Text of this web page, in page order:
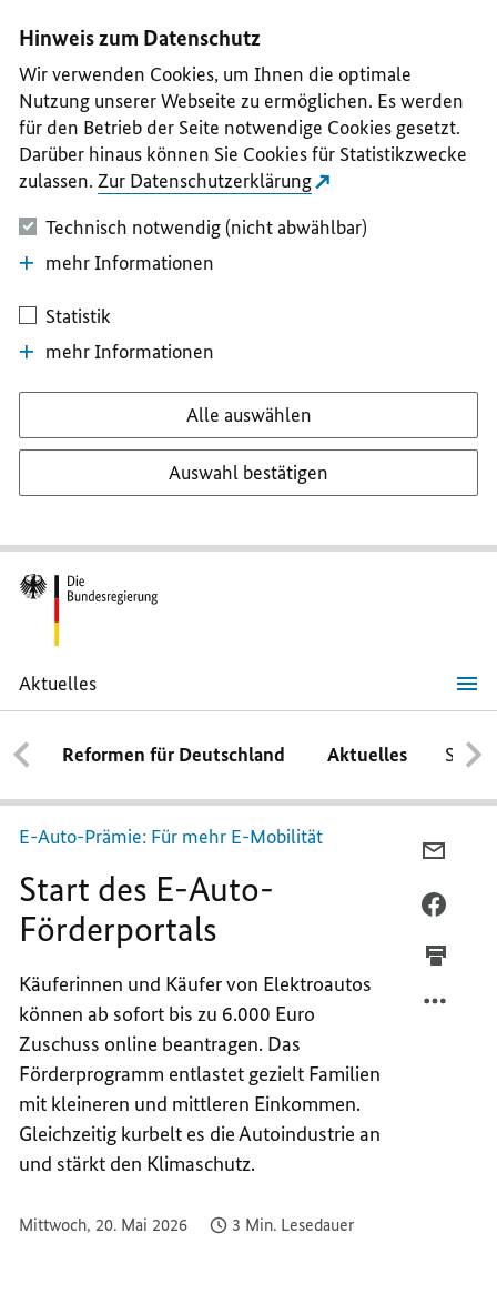
II
III
IV
V
Hinweis zum Datenschutz
Wir verwenden Cookies, um Ihnen die optimale
Nutzung unserer Webseite zu ermöglichen. Es werden
für den Betrieb der Seite notwendige Cookies gesetzt.
Darüber hinaus können Sie Cookies für Statistikzwecke
zulassen. Zur Datenschutzerklärung
Technisch notwendig (nicht abwählbar)
mehr Informationen
Statistik
mehr Informationen
Alle auswählen
Auswahl bestätigen
Aktuelles
Start
des
E-
Auto-
Förderportals
Reformen für Deutschland Aktuelles
E-Auto-Prämie: Für mehr E-Mobilität
Start des E-Auto-
Förderportals
Käuferinnen und Käufer von Elektroautos
können ab sofort bis zu 6.000 Euro
Zuschuss online beantragen. Das
Förderprogramm entlastet gezielt Familien
mit kleineren und mittleren Einkommen.
Gleichzeitig kurbelt es die Autoindustrie an
und stärkt den Klimaschutz.
Mittwoch, 20. Mai 2026 3 Min. Lesedauer